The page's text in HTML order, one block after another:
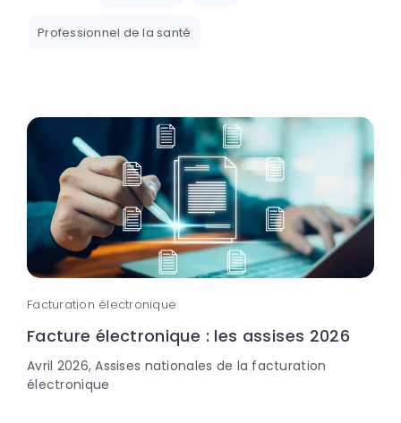
Professionnel de la santé
Facturation électronique
Facture électronique : les assises 2026
Avril 2026, Assises nationales de la facturation
électronique